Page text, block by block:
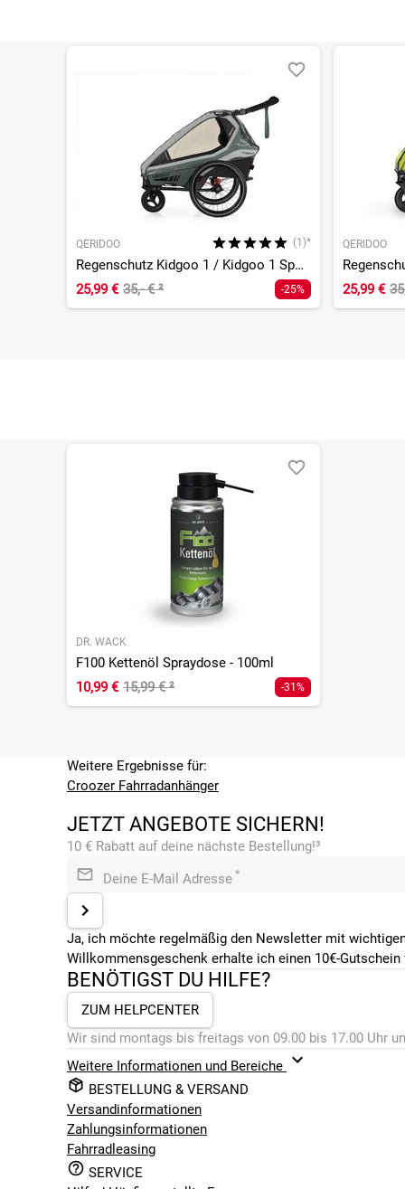
QERIDOO (1)*
Regenschutz Kidgoo 1 / Kidgoo 1 Sport
25,99 € 35,- €² -25%
QERIDOO
25,99 €
DR. WACK
F100 Kettenöl Spraydose - 100ml
10,99 € 15,99 €² -31%
Weitere Ergebnisse für:
Croozer Fahrradanhänger
JETZT ANGEBOTE SICHERN!
10 € Rabatt auf deine nächste Bestellung!³
Deine E-Mail Adresse *
Ja, ich möchte regelmäßig den Newsletter mit
Willkommensgeschenk erhalte ich einen 10€-
BENÖTIGST DU HILFE?
ZUM HELPCENTER
Wir sind montags bis freitags von 09.00 bis 17.00 Uhr
Weitere Informationen und Bereiche
BESTELLUNG & VERSAND
Versandinformationen
Zahlungsinformationen
Fahrradleasing
SERVICE